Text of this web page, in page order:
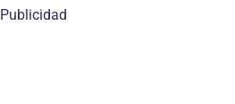
Publicidad